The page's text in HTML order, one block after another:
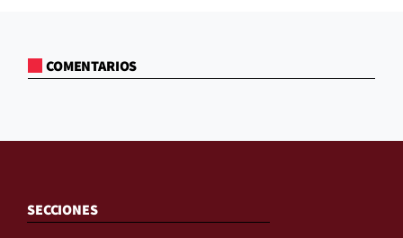
COMENTARIOS
SECCIONES